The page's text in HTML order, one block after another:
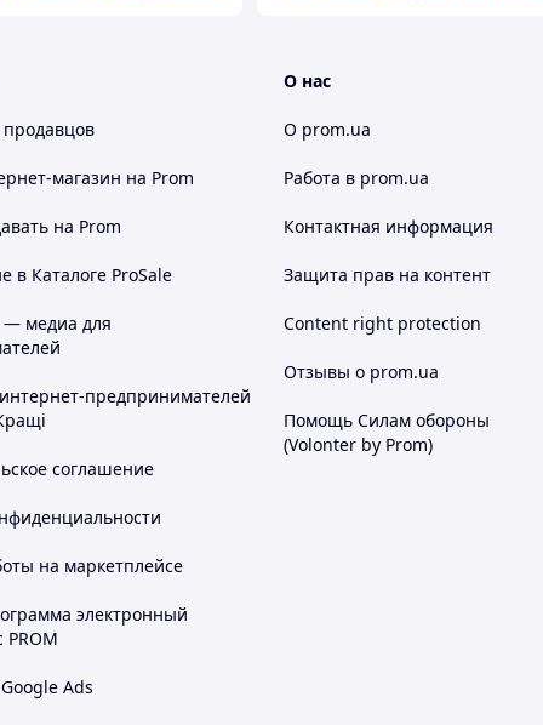
магазин на Prom
на Prom
в Каталоге ProSale
— медиа для
предпринимателей
соглашение
на маркетплейсе
электронный
PROM
Ads
О нас
О prom.ua
Работа в prom.ua
Контактная информация
Защита прав на контент
Content right protection
Отзывы о prom.ua
Помощь Силам обороны
(Volonter by Prom)